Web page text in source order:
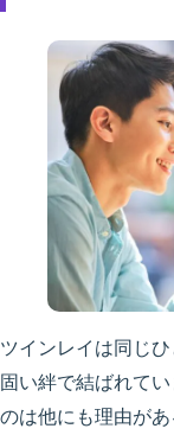
ツインレイは同じ
固い絆で結ばれて
のは他にも理由があ